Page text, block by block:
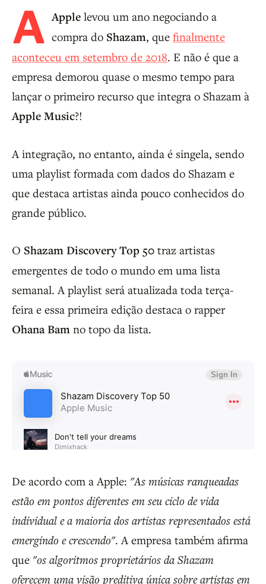
A Apple levou um ano negociando a
compra do Shazam, que finalmente
aconteceu em setembro de 2018. E não é que a
empresa demorou quase o mesmo tempo para
lançar o primeiro recurso que integra o Shazam à
Apple Music?!
A integração, no entanto, ainda é singela, sendo
uma playlist formada com dados do Shazam e
que destaca artistas ainda pouco conhecidos do
grande público.
O Shazam Discovery Top 50 traz artistas
emergentes de todo o mundo em uma lista
semanal. A playlist será atualizada toda terça-
feira e essa primeira edição destaca o rapper
Ohana Bam no topo da lista.
De acordo com a Apple: "As músicas ranqueadas
estão em pontos diferentes em seu ciclo de vida
individual e a maioria dos artistas representados está
emergindo e crescendo". A empresa também afirma
que "os algoritmos proprietários da Shazam
oferecem uma visão preditiva única sobre artistas em